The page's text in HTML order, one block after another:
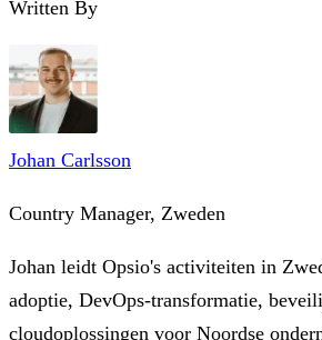
Written By
Johan Carlsson
Country Manager, Zweden
Johan leidt Opsio's activiteiten in
adoptie, DevOps-transformatie,
cloudoplossingen voor Noordse